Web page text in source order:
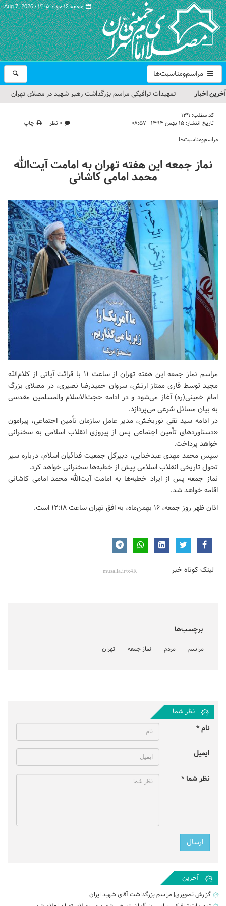
جمعه ۱۶ مرداد ۱۴۰۵ - Aug 7, 2026
مراسم‌ومناسبت‌ها
آخرین اخبار
تمهیدات ترافیکی مراسم بزرگداشت رهبر شهید در مصلای تهران
حجت‌الاسلام حاج علی‌اکبری؛ خطیب این هفته نماز جمعه تهران
معظم انقلاب
گزارش تصویری| مراسم نماز بر پیکر امام شهید انقلاب اسلامی ایران
گزارش تصویری| مراسم بزرگداشت آقای شهید ایران
کد مطلب: 139
تاریخ انتشار: ۱۵ بهمن ۱۳۹۴ - ۰۸:۵۷ ۰ نظر
چاپ
مراسم‌ومناسبت‌ها
نماز جمعه این هفته تهران به امامت آیت‌الله
محمد امامی کاشانی
مراسم نماز جمعه این هفته تهران از ساعت ۱۱ با قرائت آیاتی از کلام‌الله
مجید توسط قاری ممتاز ارتش، سروان حمیدرضا نصیری، در مصلای بزرگ
امام خمینی(ره) آغاز می‌شود و در ادامه حجت‌الاسلام والمسلمین مقدسی
به بیان مسائل شرعی می‌پردازد.
در ادامه سید تقی نوربخش، مدیر عامل سازمان تأمین اجتماعی، پیرامون
«دستاوردهای تأمین اجتماعی پس از پیروزی انقلاب اسلامی به سخنرانی
خواهد پرداخت.
سپس محمد مهدی عبدخدایی، دبیرکل جمعیت فدائیان اسلام، درباره سیر
تحول تاریخی انقلاب اسلامی پیش از خطبه‌ها سخنرانی خواهد کرد.
‌نماز جمعه پس از ایراد خطبه‌ها به امامت آیت‌الله محمد امامی کاشانی
اقامه خواهد شد.
اذان ظهر روز جمعه، ۱۶ بهمن‌ماه، به افق تهران ساعت ۱۲:۱۸ است.
لینک کوتاه خبر
برچسب‌ها
مراسم مردم نماز جمعه تهران
نظر شما
نام *
ایمیل
نظر شما *
آخرین
گزارش تصویری| مراسم بزرگداشت آقای شهید ایران